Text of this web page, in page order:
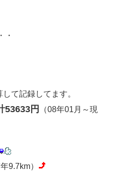
・
て記録してます。
53633円
（08年01月～現
9.7km）